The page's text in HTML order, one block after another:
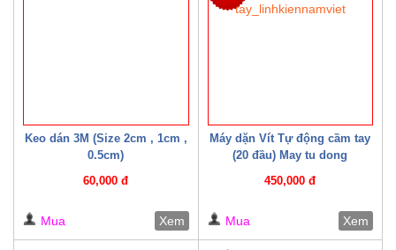
Keo dán 3M (Size 2cm , 1cm ,
0.5cm)
60,000 đ
Mua Xem
Máy dặn Vít Tự động cầm tay
(20 đầu) May tu dong
450,000 đ
Mua Xem